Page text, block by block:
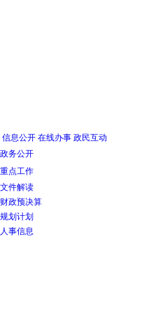
信息公开 在线办事 政民互动
政务公开
重点工作
文件解读
财政预决算
规划计划
人事信息